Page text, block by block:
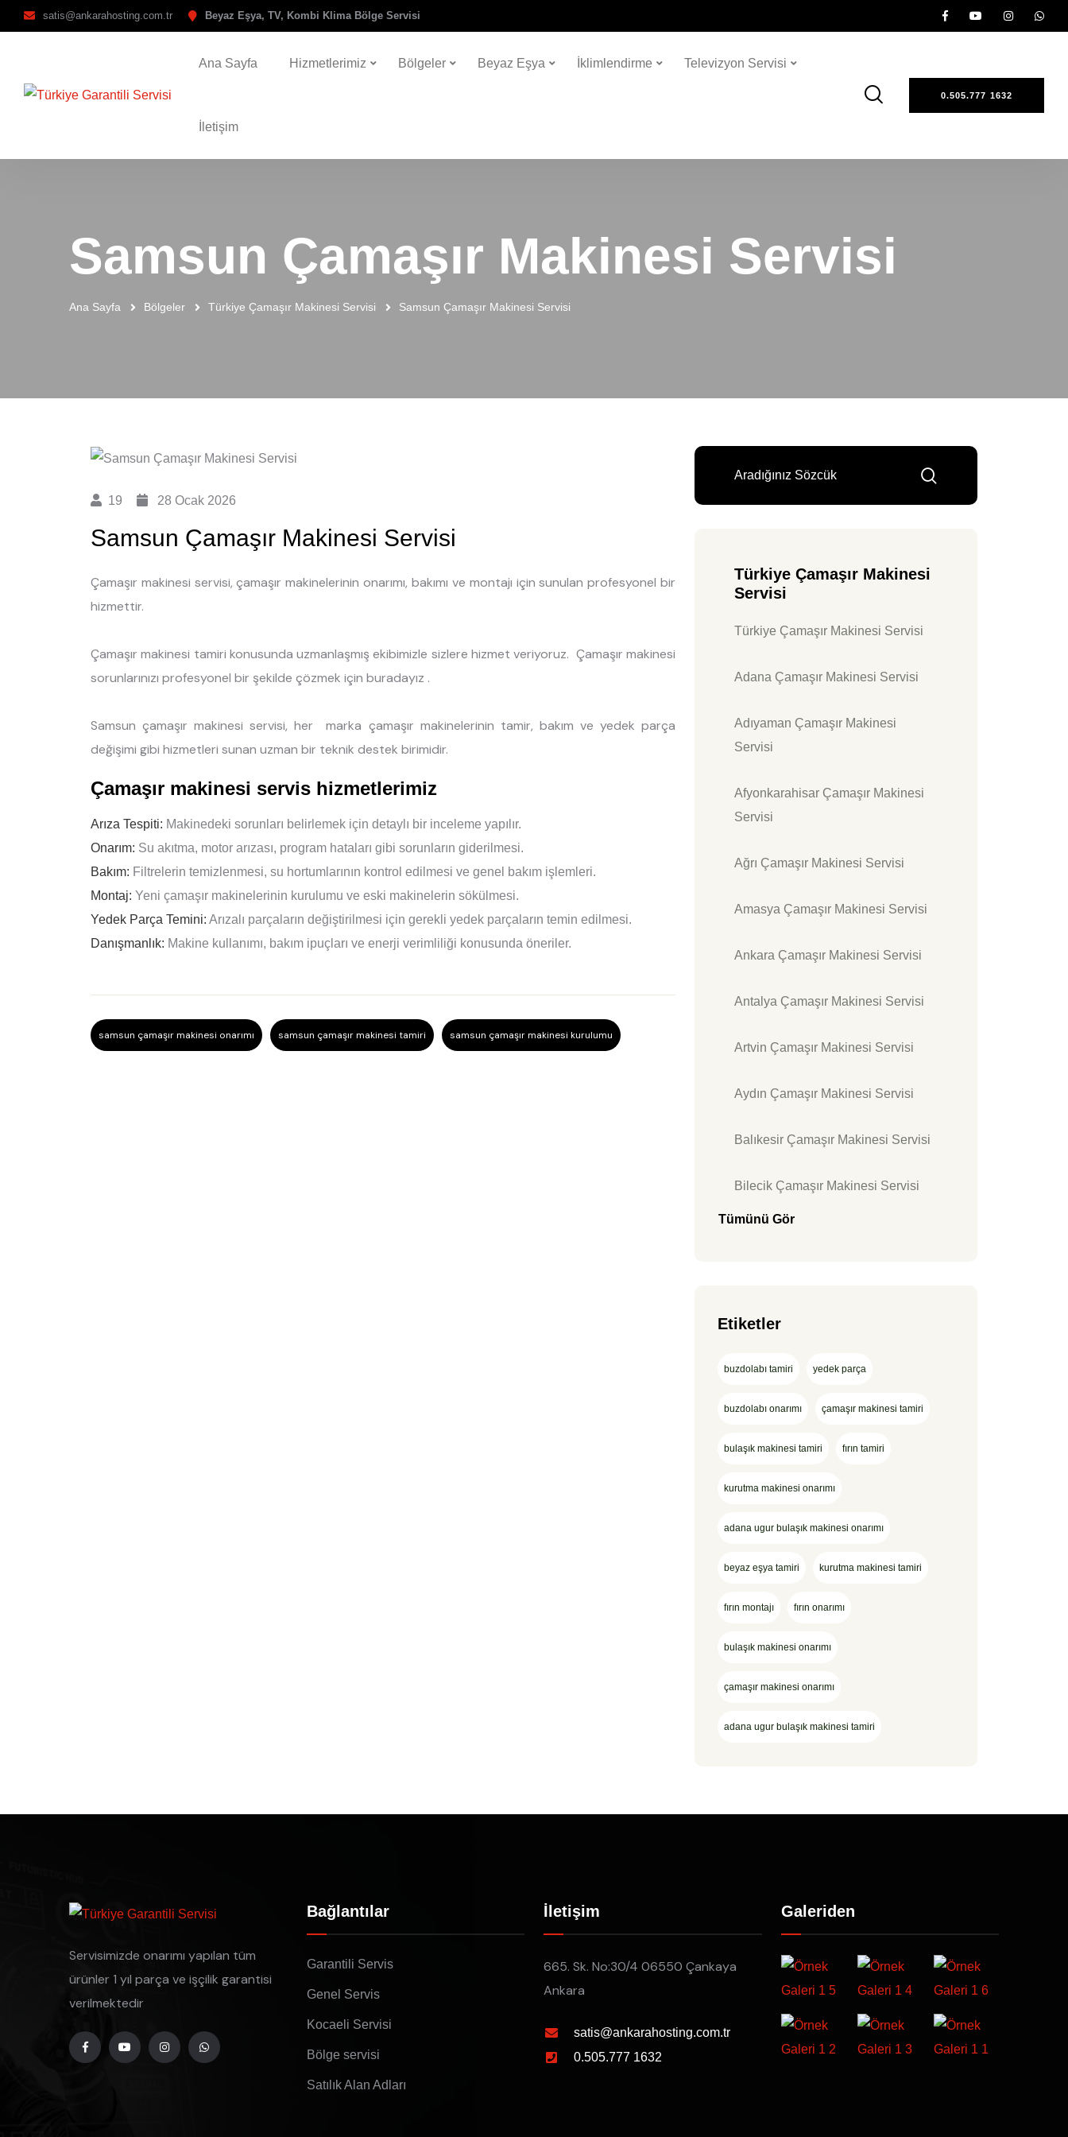
satis@ankarahosting.com.tr Beyaz Eşya, TV, Kombi Klima Bölge Servisi
Ana Sayfa Hizmetlerimiz Bölgeler Beyaz Eşya İklimlendirme Televizyon Servisi
İletişim
0.505.777 1632
Samsun Çamaşır Makinesi Servisi
Ana Sayfa Bölgeler Türkiye Çamaşır Makinesi Servisi Samsun Çamaşır Makinesi Servisi
19 28 Ocak 2026
Samsun Çamaşır Makinesi Servisi
Çamaşır makinesi servisi, çamaşır makinelerinin onarımı, bakımı ve montajı için sunulan profesyonel bir
hizmettir.
Çamaşır makinesi tamiri konusunda uzmanlaşmış ekibimizle sizlere hizmet veriyoruz. Çamaşır makinesi
sorunlarınızı profesyonel bir şekilde çözmek için buradayız .
Samsun çamaşır makinesi servisi, her marka çamaşır makinelerinin tamir, bakım ve yedek parça
değişimi gibi hizmetleri sunan uzman bir teknik destek birimidir.
Çamaşır makinesi servis hizmetlerimiz
Arıza Tespiti: Makinedeki sorunları belirlemek için detaylı bir inceleme yapılır.
Onarım: Su akıtma, motor arızası, program hataları gibi sorunların giderilmesi.
Bakım: Filtrelerin temizlenmesi, su hortumlarının kontrol edilmesi ve genel bakım işlemleri.
Montaj: Yeni çamaşır makinelerinin kurulumu ve eski makinelerin sökülmesi.
Yedek Parça Temini: Arızalı parçaların değiştirilmesi için gerekli yedek parçaların temin edilmesi.
Danışmanlık: Makine kullanımı, bakım ipuçları ve enerji verimliliği konusunda öneriler.
samsun çamaşır makinesi onarımı samsun çamaşır makinesi tamiri samsun çamaşır makinesi kurulumu
Türkiye Çamaşır Makinesi
Servisi
Türkiye Çamaşır Makinesi Servisi
Adana Çamaşır Makinesi Servisi
Adıyaman Çamaşır Makinesi
Servisi
Afyonkarahisar Çamaşır Makinesi
Servisi
Ağrı Çamaşır Makinesi Servisi
Amasya Çamaşır Makinesi Servisi
Ankara Çamaşır Makinesi Servisi
Antalya Çamaşır Makinesi Servisi
Artvin Çamaşır Makinesi Servisi
Aydın Çamaşır Makinesi Servisi
Balıkesir Çamaşır Makinesi Servisi
Bilecik Çamaşır Makinesi Servisi
Tümünü Gör
Etiketler
buzdolabı tamiri yedek parça
buzdolabı onarımı çamaşır makinesi tamiri
bulaşık makinesi tamiri fırın tamiri
kurutma makinesi onarımı
adana ugur bulaşık makinesi onarımı
beyaz eşya tamiri kurutma makinesi tamiri
fırın montajı fırın onarımı
bulaşık makinesi onarımı
çamaşır makinesi onarımı
adana ugur bulaşık makinesi tamiri
Servisimizde onarımı yapılan tüm
ürünler 1 yıl parça ve işçilik garantisi
verilmektedir
Bağlantılar
Garantili Servis
Genel Servis
Kocaeli Servisi
Bölge servisi
Satılık Alan Adları
İletişim
665. Sk. No:30/4 06550 Çankaya
Ankara
satis@ankarahosting.com.tr
0.505.777 1632
Galeriden